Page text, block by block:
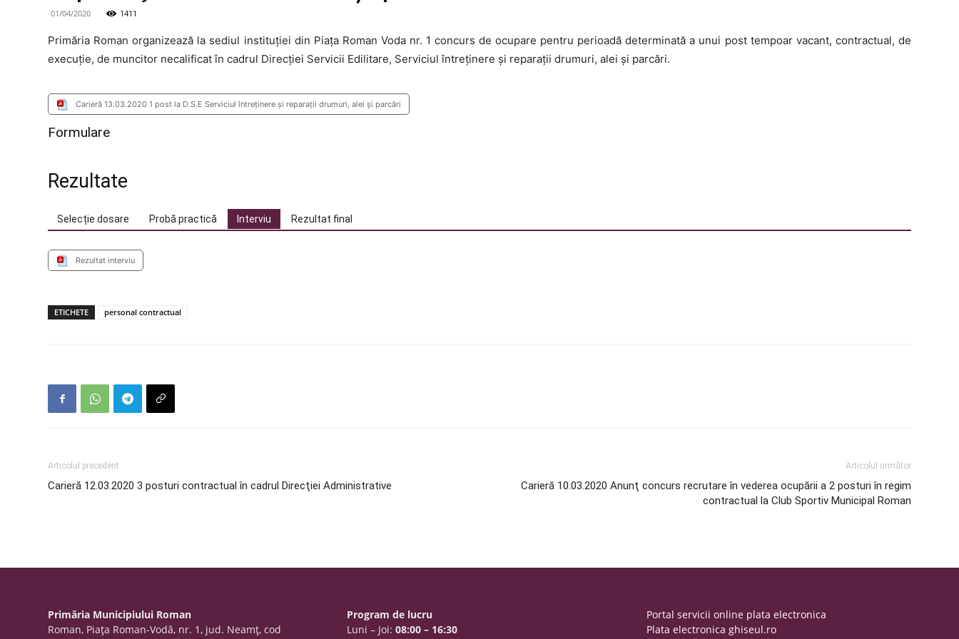
01/04/2020 1411
Primăria Roman organizează la sediul instituţiei din Piaţa Roman Voda nr. 1 concurs de ocupare pentru perioadă determinată a unui post tempoar vacant, contractual, de
execuţie, de muncitor necalificat în cadrul Direcţiei Servicii Edilitare, Serviciul întreţinere şi reparaţii drumuri, alei şi parcări.
Carieră 13.03.2020 1 post la D.S.E Serviciul întreţinere şi reparaţii drumuri, alei şi parcări
Formulare
Rezultate
Selecție dosare Probă practică Interviu Rezultat final
Rezultat interviu
ETICHETE personal contractual
Articolul precedent
Carieră 12.03.2020 3 posturi contractual în cadrul Direcţiei Administrative
Articolul următor
Carieră 10.03.2020 Anunţ concurs recrutare în vederea ocupării a 2 posturi în regim
contractual la Club Sportiv Municipal Roman
Primăria Municipiului Roman
Roman, Piaţa Roman-Vodă, nr. 1, jud. Neamţ, cod
Program de lucru
Luni – Joi:08:00 – 16:30
Portal servicii online plata electronica
Plata electronica ghiseul.ro